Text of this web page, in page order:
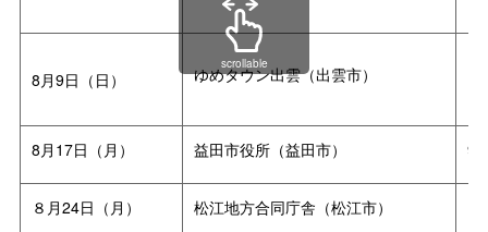
8月9日（日） ゆめタウン出雲（出雲市）
8月17日（月） 益田市役所（益田市）
８月24日（月） 松江地方合同庁舎（松江市）
scrollable